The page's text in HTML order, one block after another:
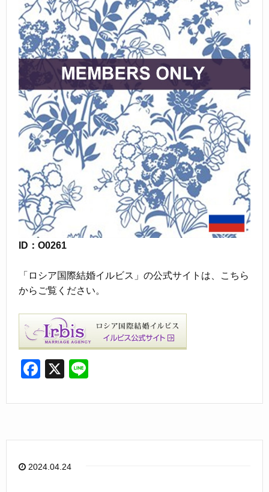
ID：O0261
「ロシア国際結婚イルビス」の公式サイトは、こちら
からご覧ください。
F
c
b
o
X
e
2024.04.24